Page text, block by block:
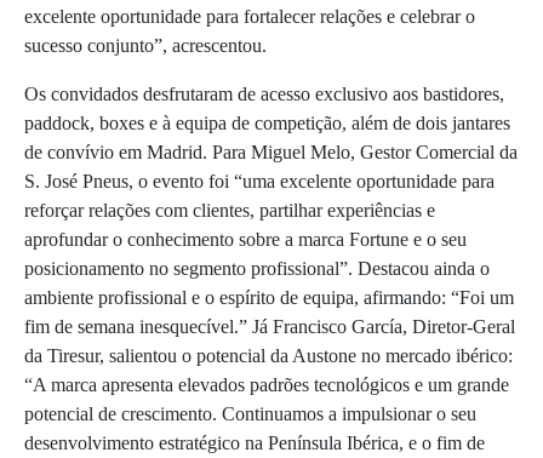
excelente oportunidade para fortalecer relações e celebrar o
sucesso conjunto”, acrescentou.
Os convidados desfrutaram de acesso exclusivo aos bastidores,
paddock, boxes e à equipa de competição, além de dois jantares
de convívio em Madrid. Para Miguel Melo, Gestor Comercial da
S. José Pneus, o evento foi “uma excelente oportunidade para
reforçar relações com clientes, partilhar experiências e
aprofundar o conhecimento sobre a marca Fortune e o seu
posicionamento no segmento profissional”. Destacou ainda o
ambiente profissional e o espírito de equipa, afirmando: “Foi um
fim de semana inesquecível.” Já Francisco García, Diretor-Geral
da Tiresur, salientou o potencial da Austone no mercado ibérico:
“A marca apresenta elevados padrões tecnológicos e um grande
potencial de crescimento. Continuamos a impulsionar o seu
desenvolvimento estratégico na Península Ibérica, e o fim de